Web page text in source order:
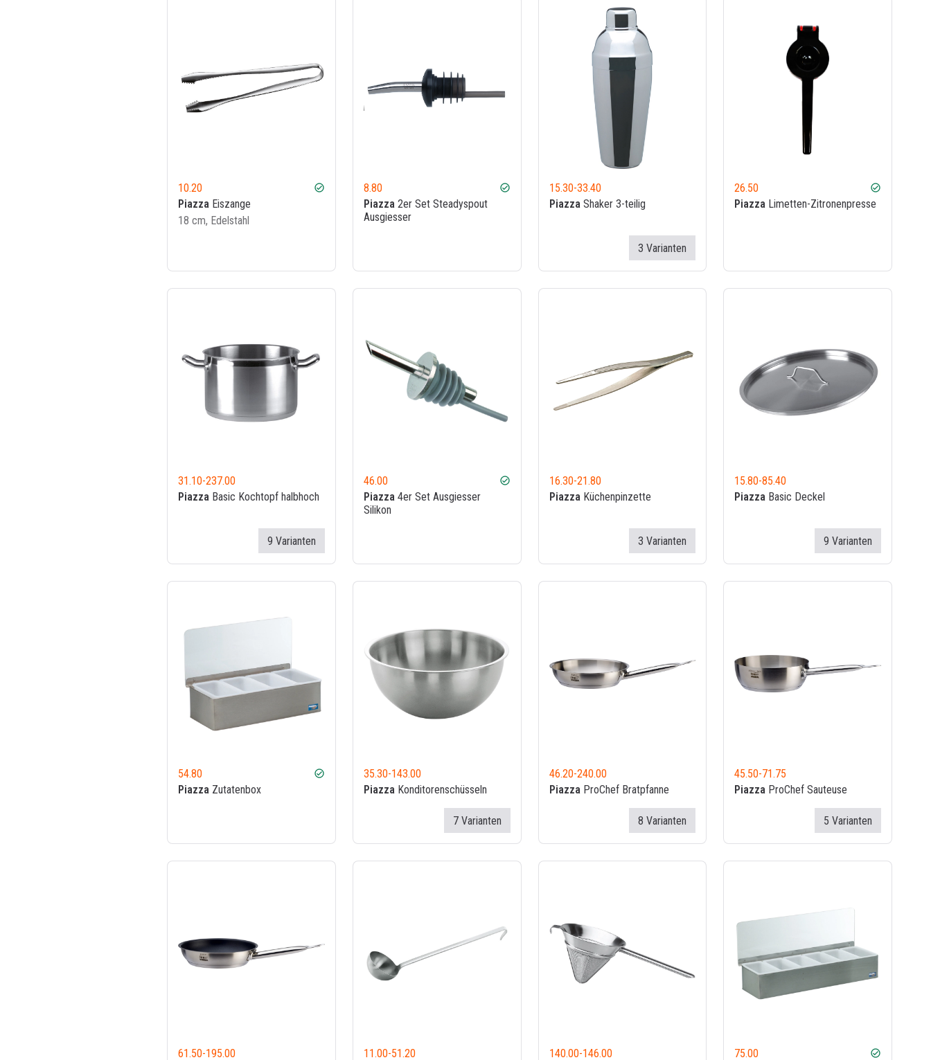
10.20 check_circle
Piazza Eiszange
18 cm, Edelstahl
8.80 check_circle
Piazza2er Set Steadyspout
Ausgiesser
15.30-33.40
PiazzaShaker 3-teilig
3 Varianten
26.50 check_circle
Piazza Limetten-Zitronenpresse
31.10-237.00
Piazza Basic Kochtopf halbhoch
9 Varianten
46.00 check_circle
Piazza4er Set Ausgiesser
Silikon
16.30-21.80
PiazzaKüchenpinzette
3 Varianten
15.80-85.40
Piazza Basic Deckel
9 Varianten
54.80 check_circle
Piazza Zutatenbox
35.30-143.00
PiazzaKonditorenschüsseln
7 Varianten
46.20-240.00
PiazzaProChef Bratpfanne
8 Varianten
45.50-71.75
Piazza ProChef Sauteuse
5 Varianten
61.50-195.00 11.00-51.20 140.00-146.00 75.00 check_circle